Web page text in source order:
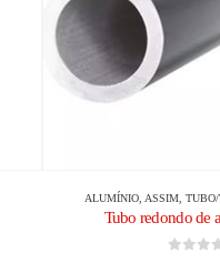
ALUMÍNIO, ASSIM,
Tubo redondo de